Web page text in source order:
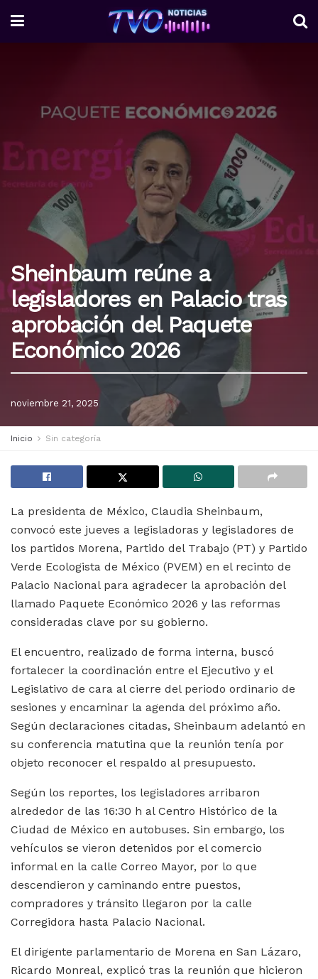
Sheinbaum reúne a
legisladores en Palacio tras
aprobación del Paquete
Económico 2026
noviembre 21, 2025
Inicio Sin categoría
La presidenta de México, Claudia Sheinbaum,
convocó este jueves a legisladoras y legisladores de
los partidos Morena, Partido del Trabajo (PT) y Partido
Verde Ecologista de México (PVEM) en el recinto de
Palacio Nacional para agradecer la aprobación del
llamado Paquete Económico 2026 y las reformas
consideradas clave por su gobierno.
El encuentro, realizado de forma interna, buscó
fortalecer la coordinación entre el Ejecutivo y el
Legislativo de cara al cierre del periodo ordinario de
sesiones y encaminar la agenda del próximo año.
Según declaraciones citadas, Sheinbaum adelantó en
su conferencia matutina que la reunión tenía por
objeto reconocer el respaldo al presupuesto.
Según los reportes, los legisladores arribaron
alrededor de las 16:30 h al Centro Histórico de la
Ciudad de México en autobuses. Sin embargo, los
vehículos se vieron detenidos por el comercio
informal en la calle Correo Mayor, por lo que
descendieron y caminando entre puestos,
compradores y tránsito llegaron por la calle
Corregidora hasta Palacio Nacional.
El dirigente parlamentario de Morena en San Lázaro,
Ricardo Monreal, explicó tras la reunión que hicieron